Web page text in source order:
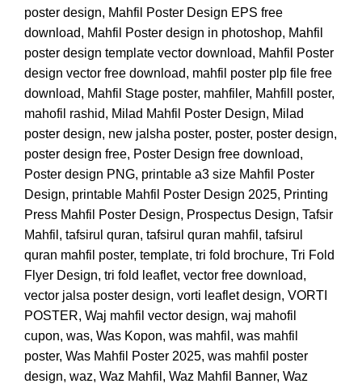
poster design, Mahfil Poster Design EPS free
download, Mahfil Poster design in photoshop, Mahfil
poster design template vector download, Mahfil Poster
design vector free download, mahfil poster plp file free
download, Mahfil Stage poster, mahfiler, Mahfill poster,
mahofil rashid, Milad Mahfil Poster Design, Milad
poster design, new jalsha poster, poster, poster design,
poster design free, Poster Design free download,
Poster design PNG, printable a3 size Mahfil Poster
Design, printable Mahfil Poster Design 2025, Printing
Press Mahfil Poster Design, Prospectus Design, Tafsir
Mahfil , tafsirul quran, tafsirul quran mahfil , tafsirul
quran mahfil poster, template, tri fold brochure, Tri Fold
Flyer Design, tri fold leaflet, vector free download,
vector jalsa poster design, vorti leaflet design, VORTI
POSTER, Waj mahfil vector design, waj mahofil
cupon, was, Was Kopon, was mahfil , was mahfil
poster, Was Mahfil Poster 2025, was mahfil poster
design, waz, Waz Mahfil , Waz Mahfil Banner, Waz